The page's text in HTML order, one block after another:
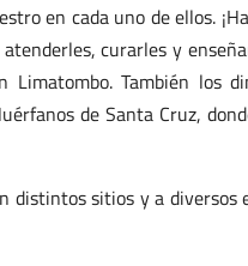
en cada uno de ellos.
curarles y
También los
de Santa Cruz,
distintos sitios y a